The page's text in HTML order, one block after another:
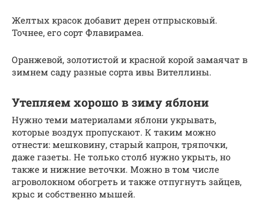
Желтых красок добавит дерен отпрысковый.
Точнее, его сорт Флавирамеа.
Оранжевой, золотистой и красной корой замаячат в
зимнем саду разные сорта ивы Вителлины.
Утепляем хорошо в зиму яблони
Нужно теми материалами яблони укрывать,
которые воздух пропускают. К таким можно
отнести: мешковину, старый капрон, тряпочки,
даже газеты. Не только столб нужно укрыть, но
также и нижние веточки. Можно в том числе
агроволокном обогреть и также отпугнуть зайцев,
крыс и собственно мышей.